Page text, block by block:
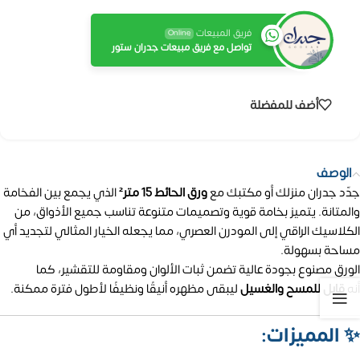
فريق المبيعات Online
تواصل مع فريق مبيعات جدران ستور
أضف للمفضلة
الوصف
جدّد جدران منزلك أو مكتبك معورق الحائط 15 متر²
الذي يجمع بين الفخامة
والمتانة. يتميز بخامة قوية وتصميمات متنوعة تناسب جميع الأذواق، من
الكلاسيك الراقي إلى المودرن العصري، مما يجعله الخيار المثالي لتجديد أي
مساحة بسهولة.
الورق مصنوع بجودة عالية تضمن ثبات الألوان ومقاومة للتقشير، كما
أنهقابل للمسح والغسيلليبقى مظهره أنيقًا ونظيفًا لأطول فترة ممكنة.
✨المميزات: